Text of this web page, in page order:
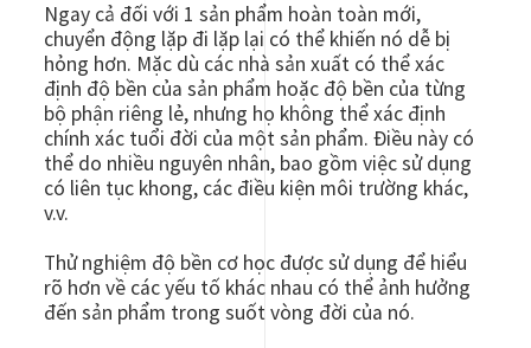
Ngay cả đối với 1 sản phẩm hoàn toàn mới,
chuyển động lặp đi lặp lại có thể khiến nó dễ bị
hỏng hơn. Mặc dù các nhà sản xuất có thể xác
định độ bền của sản phẩm hoặc độ bền của từng
bộ phận riêng lẻ, nhưng họ không thể xác định
chính xác tuổi đời của một sản phẩm. Điều này có
thể do nhiều nguyên nhân, bao gồm việc sử dụng
có liên tục khong, các điều kiện môi trường khác,
v.v.
Thử nghiệm độ bền cơ học được sử dụng để hiểu
rõ hơn về các yếu tố khác nhau có thể ảnh hưởng
đến sản phẩm trong suốt vòng đời của nó.